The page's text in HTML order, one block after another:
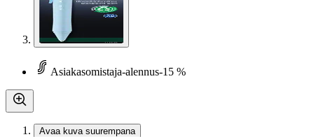
Asiakasomistaja-alennus-15 %
Avaa kuva suurempana